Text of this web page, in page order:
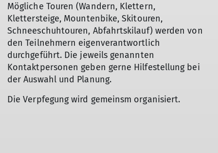
Mögliche Touren (Wandern, Klettern,
Klettersteige, Mountenbike, Skitouren,
Schneeschuhtouren, Abfahrtskilauf) werden von
den Teilnehmern eigenverantwortlich
durchgeführt. Die jeweils genannten
Kontaktpersonen geben gerne Hilfestellung bei
der Auswahl und Planung.
Die Verpfegung wird gemeinsm organisiert.